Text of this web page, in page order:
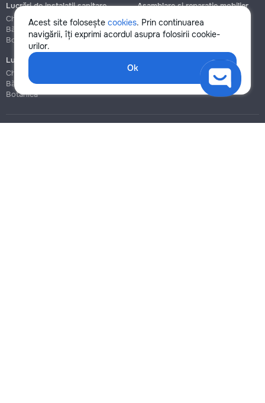
Acest site folosește cookies. Prin continuarea
navigării, îți exprimi acordul asupra folosirii cookie-
urilor.
Ok
Lucrări de instalații sanitare
Chișinău
Bălți
Botanica
Asamblare și reparație mobilier
Chișinău
Botanica
Lucrări de construcție și instalare
Chișinău
Bălți
Botanica